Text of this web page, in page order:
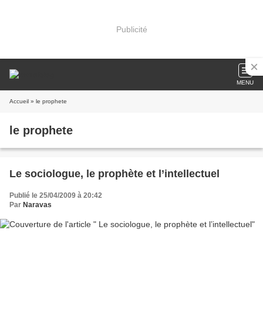
Publicité
MENU
Accueil » le prophete
le prophete
Le sociologue, le prophète et l’intellectuel
Publié le 25/04/2009 à 20:42
Par Naravas